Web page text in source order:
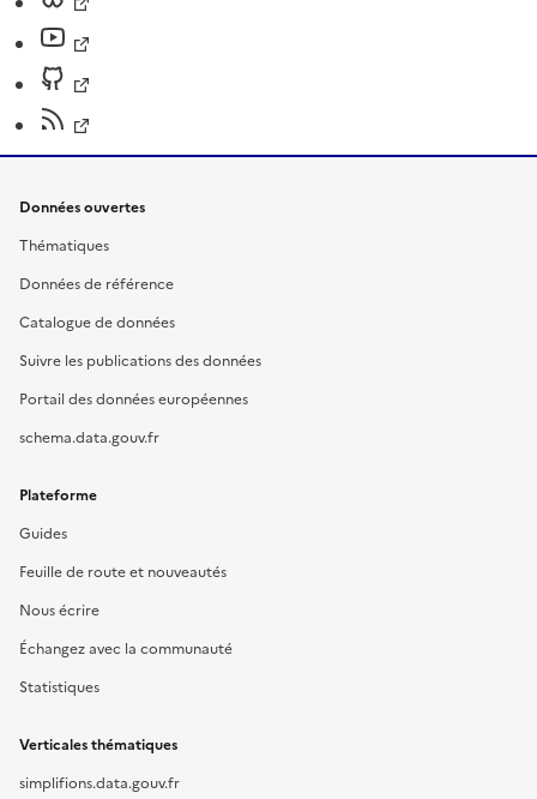
Données ouvertes
Thématiques
Données de référence
Catalogue de données
Suivre les publications des données
Portail des données européennes
schema.data.gouv.fr
Plateforme
Guides
Feuille de route et nouveautés
Nous écrire
Échangez avec la communauté
Statistiques
Verticales thématiques
simplifions.data.gouv.fr